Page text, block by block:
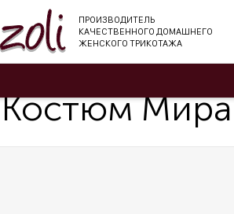
ПРОИЗВОДИТЕЛЬ
КАЧЕСТВЕННОГО ДОМАШНЕГО
ЖЕНСКОГО ТРИКОТАЖА
Костюм